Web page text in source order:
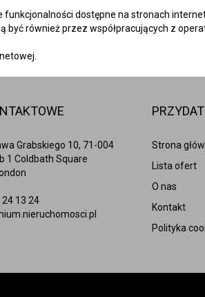
dostępne na stronach
również przez współpracujących z
Grabskiego 10, 71-004
1 Coldbath Square
13 24
Strona
Lista ofert
O nas
Kontakt
Polityka